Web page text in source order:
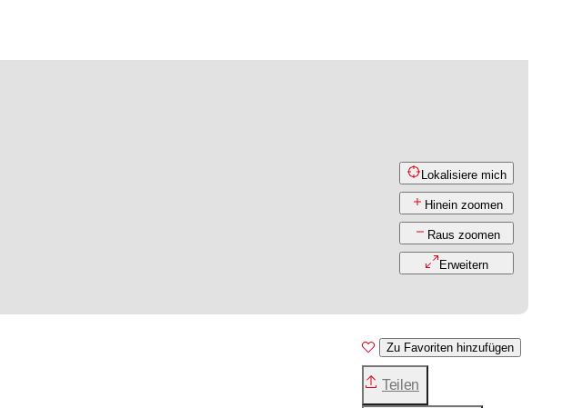
Lokalisiere mich
Hinein zoomen
Raus zoomen
Erweitern
Zu Favoriten hinzufügen
Teilen